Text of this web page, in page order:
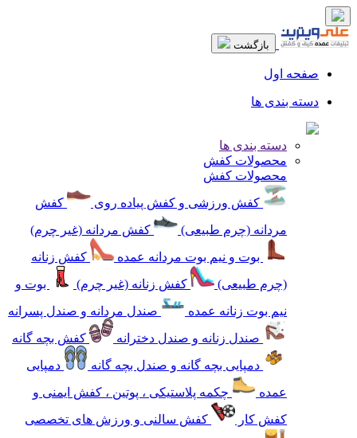
بازگشت
صفحه اول
دسته بندی ها
دسته بندی ها
محصولات کفش
محصولات کفش
کفش ورزشی و کفش پیاده روی
کفش
مردانه (چرم طبیعی)
کفش مردانه (غیر چرم)
بوت و نیم بوت مردانه عمده
کفش زنانه
(چرم طبیعی)
کفش زنانه (غیر چرم)
بوت و
نیم بوت زنانه عمده
صندل مردانه و صندل پسرانه
صندل زنانه و صندل دخترانه
کفش بچه گانه
دمپایی بچه گانه و صندل بچه گانه
دمپایی
عمده
چکمه پلاستیکی ، پوتین ، کفش ایمنی و
کفش کار
کفش سالنی و ورزش های تخصصی